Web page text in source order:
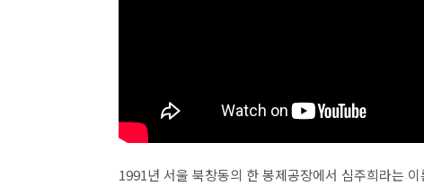
1991년 서울 북창동의 한 봉제공장에서 심주희라는